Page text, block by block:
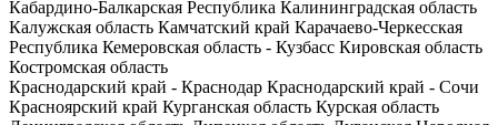
Кабардино-Балкарская Республика Калининградская область
Калужская область Камчатский край Карачаево-Черкесская
Республика Кемеровская область - Кузбасс Кировская область
Костромская область
Краснодарский край - Краснодар Краснодарский край - Сочи
Красноярский край Курганская область Курская область